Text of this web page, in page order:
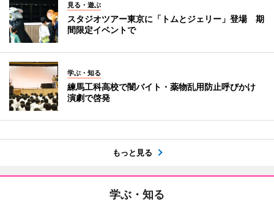
見る・遊ぶ
スタジオツアー東京に「トムとジェリー」登場 期
間限定イベントで
学ぶ・知る
練馬工科高校で闇バイト・薬物乱用防止呼びかけ
演劇で啓発
もっと見る
学ぶ・知る